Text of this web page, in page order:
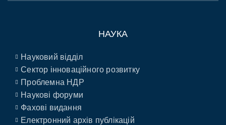
НАУКА
Науковий відділ
Сектор інноваційного розвитку
Проблемна НДР
Наукові форуми
Фахові видання
Електронний архів публікацій